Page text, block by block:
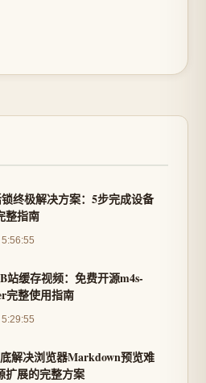
终极解决方案：5步完成设备
整指南
站缓存视频：免费开源m4s-
完整使用指南
解决浏览器Markdown预览难
扩展的完整方案